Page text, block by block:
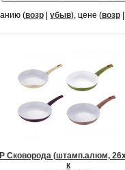
(возр| убыв), цене (возр|
Сковорода (штамп.алюм,
к